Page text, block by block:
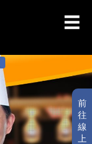
前
往
線
上